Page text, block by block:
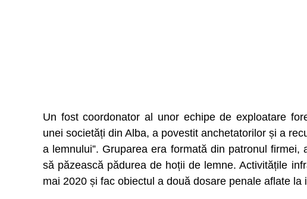
Un fost coordonator al unor echipe de exploatare
unei societăți din Alba, a povestit anchetatorilor și a
a lemnului”. Gruparea era formată din patronul
să păzească pădurea de hoții de lemne. Activitățile
mai 2020 și fac obiectul a două dosare penale aflate la